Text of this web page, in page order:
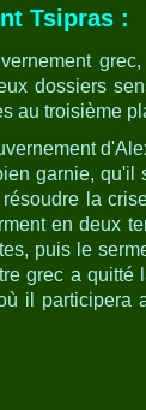
Tsipras :
dossiers
au troisième
garnie, qu'il
la
en deux
puis le
grec a
il participera